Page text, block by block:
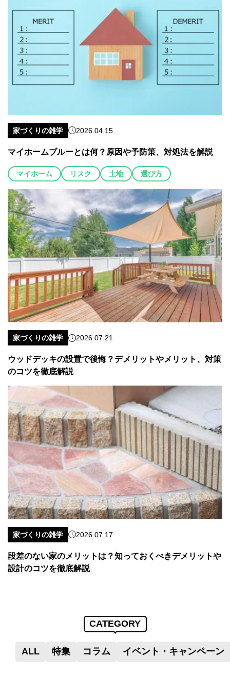
家づくりの雑学 2026.04.15
マイホームブルーとは何？原因や予防策、対処法を解説
マイホーム リスク 土地 選び方
家づくりの雑学 2026.07.21
ウッドデッキの設置で後悔？デメリットやメリット、対策
のコツを徹底解説
家づくりの雑学 2026.07.17
段差のない家のメリットは？知っておくべきデメリットや
設計のコツを徹底解説
CATEGORY
ALL 特集 コラム イベント・キャンペーン